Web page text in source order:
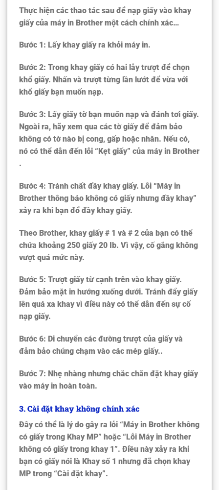
Thực hiện các thao tác sau để nạp giấy vào khay
giấy của máy in Brother một cách chính xác…
Bước 1: Lấy khay giấy ra khỏi máy in.
Bước 2: Trong khay giấy có hai lẫy trượt để chọn
khổ giấy. Nhấn và trượt từng lần lướt để vừa với
khổ giấy bạn muốn nạp.
Bước 3: Lấy giấy tờ bạn muốn nạp và đánh tơi giấy.
Ngoài ra, hãy xem qua các tờ giấy để đảm bảo
không có tờ nào bị cong, gấp hoặc nhăn. Nếu có,
nó có thể dẫn đến lỗi “Kẹt giấy” của máy in Brother
.
Bước 4: Tránh chất đầy khay giấy. Lỗi “Máy in
Brother thông báo không có giấy nhưng đầy khay”
xảy ra khi bạn đổ đầy khay giấy.
Theo Brother, khay giấy # 1 và # 2 của bạn có thể
chứa khoảng 250 giấy 20 Ib. Vì vậy, cố gắng không
vượt quá mức này.
Bước 5: Trượt giấy từ cạnh trên vào khay giấy.
Đảm bảo mặt in hướng xuống dưới. Tránh đẩy giấy
lên quá xa khay vì điều này có thể dẫn đến sự cố
nạp giấy.
Bước 6: Di chuyển các đường trượt của giấy và
đảm bảo chúng chạm vào các mép giấy..
Bước 7: Nhẹ nhàng nhưng chắc chắn đặt khay giấy
vào máy in hoàn toàn.
3. Cài đặt khay không chính xác
Đây có thể là lý do gây ra lỗi “Máy in Brother không
có giấy trong Khay MP” hoặc “Lỗi Máy in Brother
không có giấy trong khay 1”. Điều này xảy ra khi
bạn có giấy nói là Khay số 1 nhưng đã chọn khay
MP trong “Cài đặt khay”.